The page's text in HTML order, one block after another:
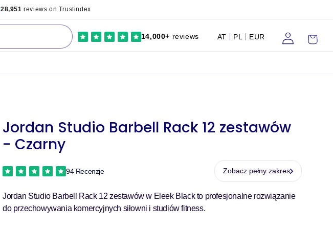
14,000+ reviews AT PL EUR
się
Wózek
28,951 reviews on Trustindex
Jordan Studio Barbell Rack 12 zestawów
- Czarny
94 Recenzje Zobacz pełny zakres
Jordan Studio Barbell Rack 12 zestawów w Eleek Black to profesjonalne rozwiązanie
do przechowywania komercyjnych siłowni i studiów fitness.